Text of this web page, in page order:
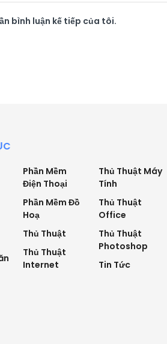
bình luận kế tiếp của tôi.
Phần Mềm
Điện Thoại
Phần Mềm Đồ
Hoạ
Thủ Thuật
Thủ Thuật
Internet
Thủ Thuật Máy
Tính
Thủ Thuật
Office
Thủ Thuật
Photoshop
Tin Tức